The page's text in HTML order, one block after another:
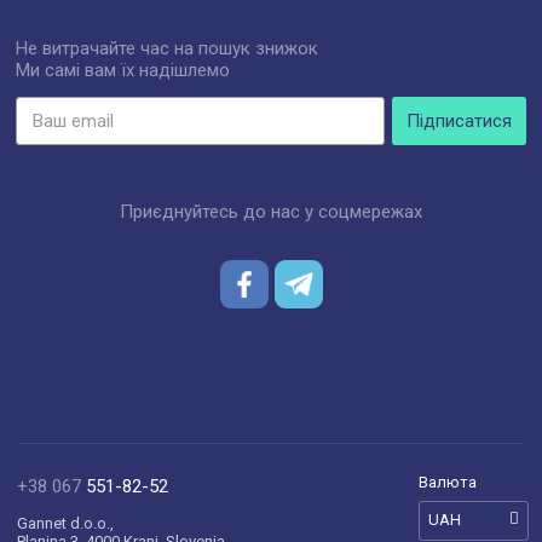
Не витрачайте час на пошук знижок
Ми самі вам їх надішлемо
Приєднуйтесь до нас у соцмережах
+38 067 551-82-52
Gannet d.o.o.,
Валюта
UAH